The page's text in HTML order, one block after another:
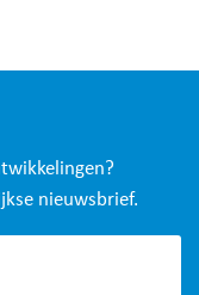
nieuwsbrief.